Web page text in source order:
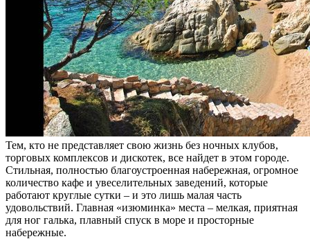
Тем, кто не представляет свою жизнь без ночных клубов,
торговых комплексов и дискотек, все найдет в этом городе.
Стильная, полностью благоустроенная набережная, огромное
количество кафе и увеселительных заведений, которые
работают круглые сутки – и это лишь малая часть
удовольствий. Главная «изюминка» места – мелкая, приятная
для ног галька, плавный спуск в море и просторные
набережные.